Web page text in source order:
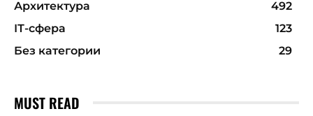
Архитектура
492
ІТ-сфера
123
Без категории
29
MUST READ